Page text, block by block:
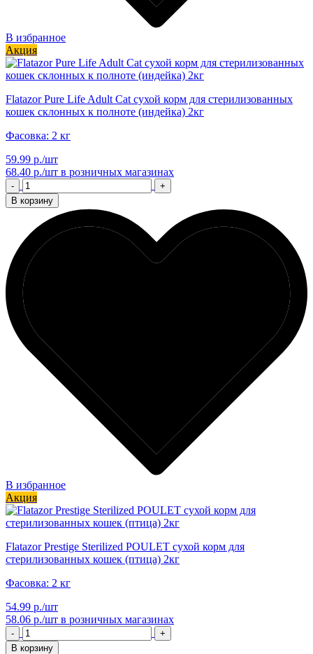
В избранное
Акция
Flatazor Pure Life Adult Cat сухой корм для стерилизованных
кошек склонных к полноте (индейка) 2кг
Фасовка: 2 кг
59.99 р./шт
68.40 р./шт в розничных магазинах
-
+
В корзину
В избранное
Акция
Flatazor Prestige Sterilized POULET сухой корм для
стерилизованных кошек (птица) 2кг
Фасовка: 2 кг
54.99 р./шт
58.06 р./шт в розничных магазинах
-
+
В корзину